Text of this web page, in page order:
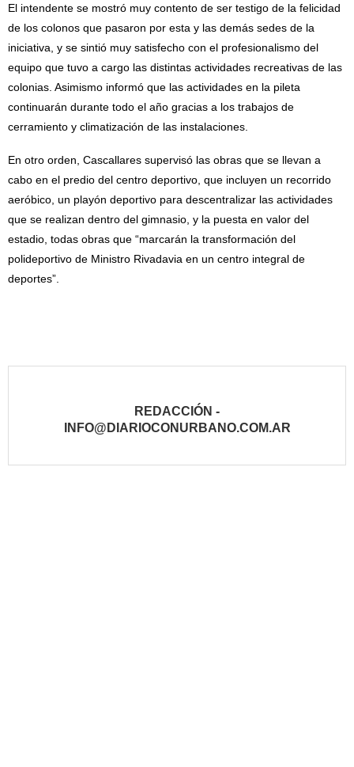
El intendente se mostró muy contento de ser testigo de la felicidad
de los colonos que pasaron por esta y las demás sedes de la
iniciativa, y se sintió muy satisfecho con el profesionalismo del
equipo que tuvo a cargo las distintas actividades recreativas de las
colonias. Asimismo informó que las actividades en la pileta
continuarán durante todo el año gracias a los trabajos de
cerramiento y climatización de las instalaciones.
En otro orden, Cascallares supervisó las obras que se llevan a
cabo en el predio del centro deportivo, que incluyen un recorrido
aeróbico, un playón deportivo para descentralizar las actividades
que se realizan dentro del gimnasio, y la puesta en valor del
estadio, todas obras que “marcarán la transformación del
polideportivo de Ministro Rivadavia en un centro integral de
deportes”.
REDACCIÓN -
INFO@DIARIOCONURBANO.COM.AR